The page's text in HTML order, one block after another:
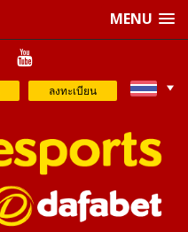
MENU
ลงทะเบียน